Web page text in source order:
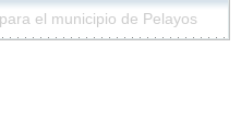
el municipio de Pelayos